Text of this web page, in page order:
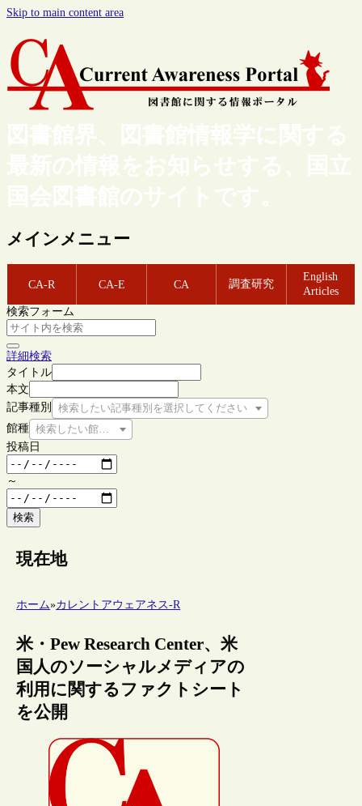
Skip to main content area
図書館界、図書館情報学に関する
最新の情報をお知らせする、国立
国会図書館のサイトです。
メインメニュー
CA-R CA-E CA 調査研究
English
Articles
検索フォーム
詳細検索
タイトル
本文
記事種別
検索したい記事種別を選択してください
館種 検索したい館種を選択してください
投稿日
～
検索
現在地
ホーム»カレントアウェアネス-R
米・Pew Research Center、米
国人のソーシャルメディアの
利用に関するファクトシート
を公開